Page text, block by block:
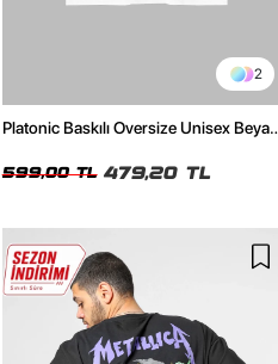
2
Platonic Baskılı Oversize Unisex Beyaz
599,00 TL 479,20 TL